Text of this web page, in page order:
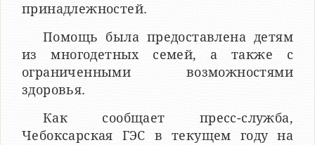
принадлежностей.
Помощь была предоставлена детям
из многодетных семей, а также с
ограниченными возможностями
здоровья.
Как сообщает пресс-служба,
Чебоксарская ГЭС в текущем году на